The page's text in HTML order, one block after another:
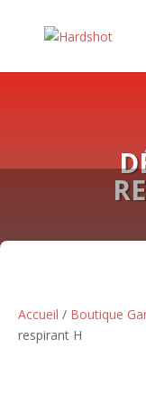
Accueil / Boutique
respirant H